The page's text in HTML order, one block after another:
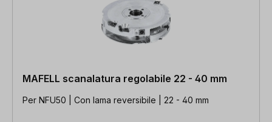
MAFELL scanalatura regolabile 22 - 40 mm
Per NFU50 | Con lama reversibile | 22 - 40 mm